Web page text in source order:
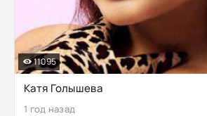
Катя Голышева
1 год назад
11095